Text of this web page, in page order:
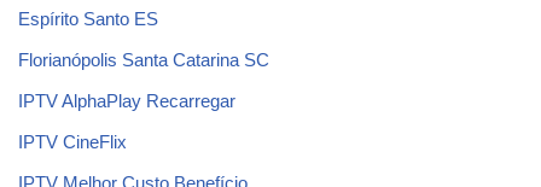
Espírito Santo ES
Florianópolis Santa Catarina SC
IPTV AlphaPlay Recarregar
IPTV CineFlix
IPTV Melhor Custo Benefício